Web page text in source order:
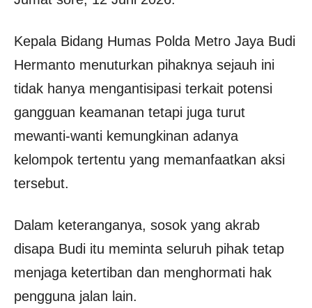
Kepala Bidang Humas Polda Metro Jaya Budi
Hermanto menuturkan pihaknya sejauh ini
tidak hanya mengantisipasi terkait potensi
gangguan keamanan tetapi juga turut
mewanti-wanti kemungkinan adanya
kelompok tertentu yang memanfaatkan aksi
tersebut.
Dalam keteranganya, sosok yang akrab
disapa Budi itu meminta seluruh pihak tetap
menjaga ketertiban dan menghormati hak
pengguna jalan lain.